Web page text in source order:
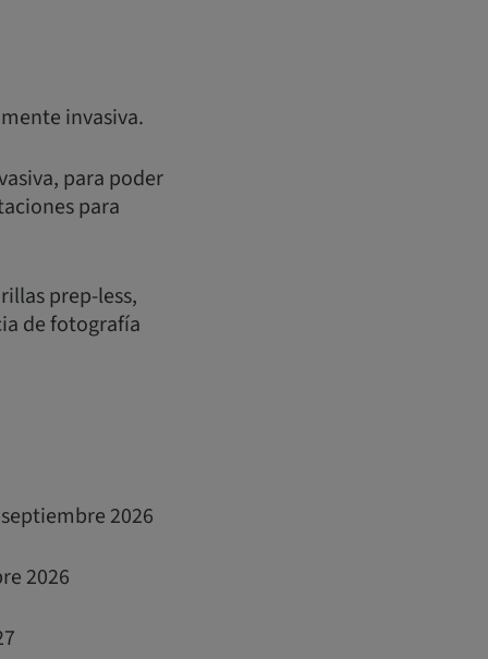
invasiva.
para poder
para
prep-less,
de fotografía
2026
2026